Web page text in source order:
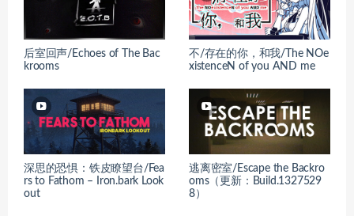
后室回声/Echoes of The Bac
krooms
不/存在的你，和我/The NOe
xistenceN of you AND me
深思的恐惧：铁皮瞭望台/Fea
rs to Fathom – Iron.bark Look
out
逃离密室/Escape the Backro
oms（更新：Build.1327529
8）